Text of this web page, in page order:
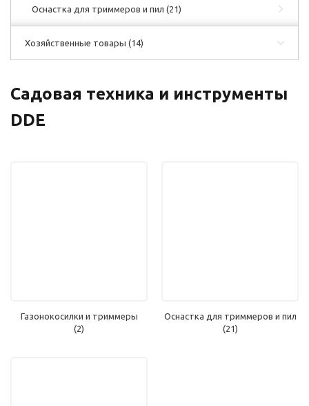
Оснастка для триммеров и пил (21)
Хозяйственные товары (14)
Садовая техника и инструменты
DDE
Газонокосилки и триммеры
(2)
Оснастка для триммеров и пил
(21)